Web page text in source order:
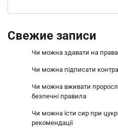
Свежие записи
Чи можна здавати на права
Чи можна підписати
Чи можна вживати
безпечні правила
Чи можна їсти сир при
рекомендації